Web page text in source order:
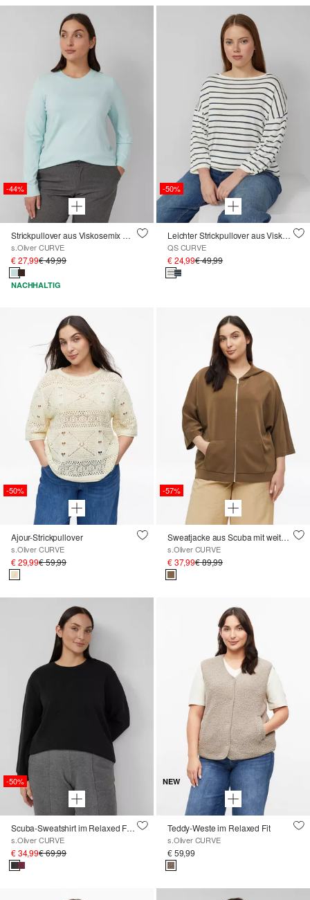
-44%
Strickpullover aus Viskosemix mit Rippbündchen
s.Oliver CURVE
€ 27,99€ 49,99
NACHHALTIG
-50%
Leichter Strickpullover aus Viskosemix
QS CURVE
€ 24,99€ 49,99
-50%
Ajour-Strickpullover
s.Oliver CURVE
€ 29,99€ 59,99
-57%
Sweatjacke aus Scuba mit weitem 3/4-Arm
s.Oliver CURVE
€ 37,99€ 89,99
-50%
Scuba-Sweatshirt im Relaxed Fit mit Prägung
s.Oliver CURVE
€ 34,99€ 69,99
NEW
Teddy-Weste im Relaxed Fit
s.Oliver CURVE
€ 59,99